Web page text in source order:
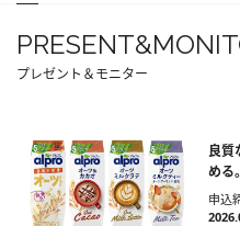
プレゼント＆モニター
良質
める
申込